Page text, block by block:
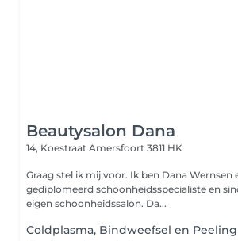
Beautysalon Dana
14, Koestraat Amersfoort 3811 HK
Graag stel ik mij voor. Ik ben Dana Wernsen
gediplomeerd schoonheidsspecialiste en
eigen schoonheidssalon. Da...
Coldplasma, Bindweefsel en Peeling